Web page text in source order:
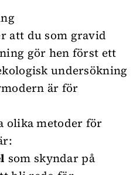
att du som gravid
gör hen först ett
undersökning
är för
olika metoder för
som skyndar på